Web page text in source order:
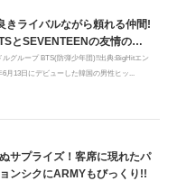
きライバルながら頼れる仲間!
とSEVENTEENの友情の瞬
グループ BTS(防弾少年団)!!出典:BigHitエン
月13日にデビューした韓国の男性ヒッ...
サプライズ！客席に現れたパ
ンシクにARMYもびっくり!!